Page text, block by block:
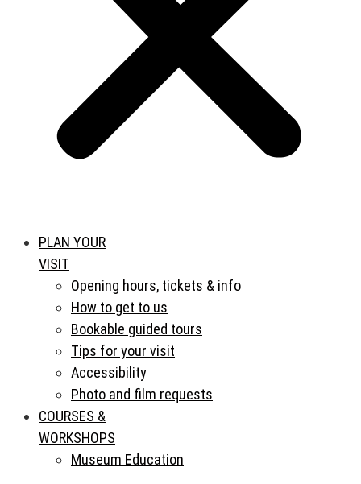
PLAN YOUR
VISIT
Opening hours, tickets & info
How to get to us
Bookable guided tours
Tips for your visit
Accessibility
Photo and film requests
COURSES &
WORKSHOPS
Museum Education